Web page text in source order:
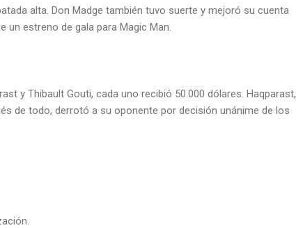
alta. Don Madge también tuvo suerte y mejoró su cuenta
un estreno de gala para Magic Man.
y Thibault Gouti, cada uno recibió 50.000 dólares. Haqparast,
de todo, derrotó a su oponente por decisión unánime de los